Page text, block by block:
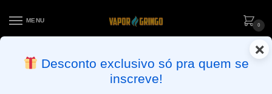
MENU
0
ENTREGA NO MESMO DIA EM SÃO PAULO (SEG A SEX): PEDIDOS
APROVADOS ATÉ 15:30 VIA MOTOBOY
×
Desconto exclusivo só pra quem se
inscreve!